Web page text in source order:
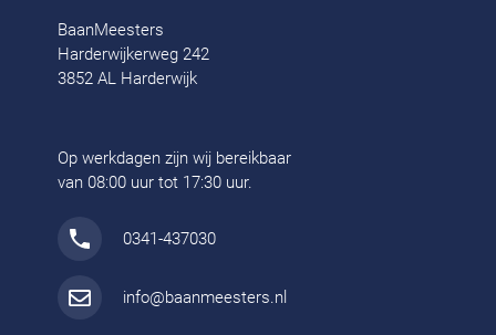
BaanMeesters
Harderwijkerweg 242
3852 AL Harderwijk
Op werkdagen zijn wij bereikbaar
van 08:00 uur tot 17:30 uur.
0341-437030
info@baanmeesters.nl